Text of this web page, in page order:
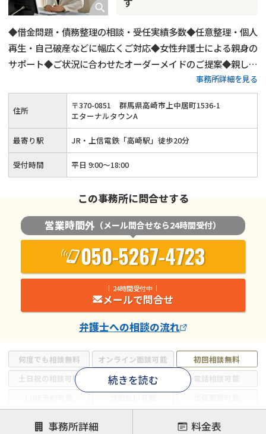
◆借金問題・債務整理の相談・受任実績多数◆任意整理・個人
再生・自己破産などに幅広くご対応◆女性弁護士による親身の
サポート◆ご状況に合わせたオーダーメイドのご提案◆親しみ
やすさ・話しやすさを重視◆初回相談30分無料◆徹底的な秘
密保持で安心
事務所詳細を見る
何度でも相談無料 オンライン面談可能
初回相談無料
土日祝の相談可能
19時以降電話可能
電話相談可能
続きを読む
住所 〒370-0851
群馬県高崎市上中居町1536-1
エターナルタウンA
最寄り駅 JR・上信電鉄「高崎駅」徒歩20分
受付時間 平日 9:00～18:00
この事務所に問合せする
営業時間外 （メール問合せなら24時間受付）
050-5267-4723
24時間受付中
メールで問合せ
弁護士への相談の流れ
事務所詳細 料金表